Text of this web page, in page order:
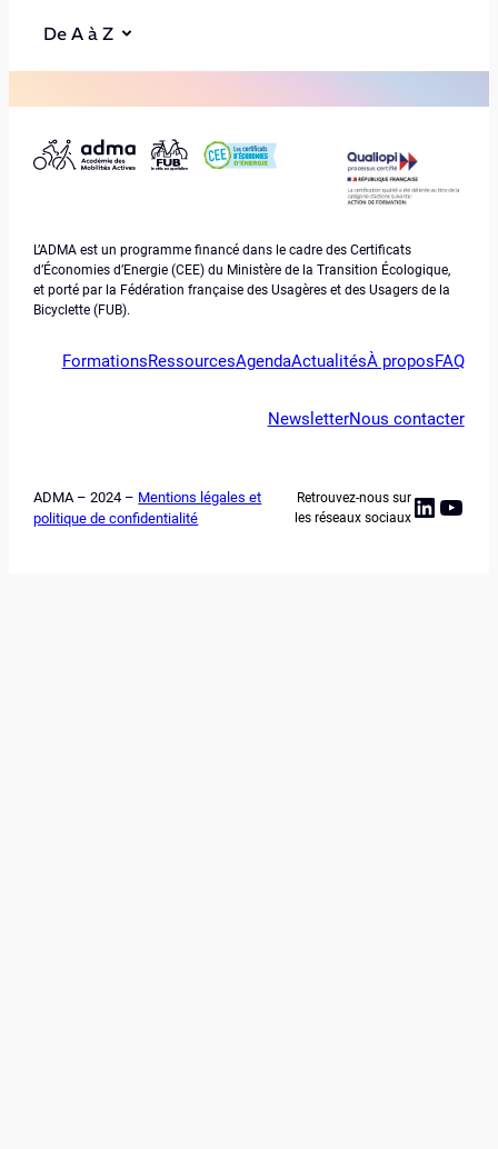
De A à Z
L’ADMA est un programme financé dans le cadre des Certificats
d’Économies d’Energie (CEE) du Ministère de la Transition Écologique,
et porté par la Fédération française des Usagères et des Usagers de la
Bicyclette (FUB).
FormationsRessourcesAgendaActualitésÀ proposFAQ
NewsletterNous contacter
ADMA – 2024 – Mentions légales et
politique de confidentialité
Retrouvez-nous sur
les réseaux sociaux